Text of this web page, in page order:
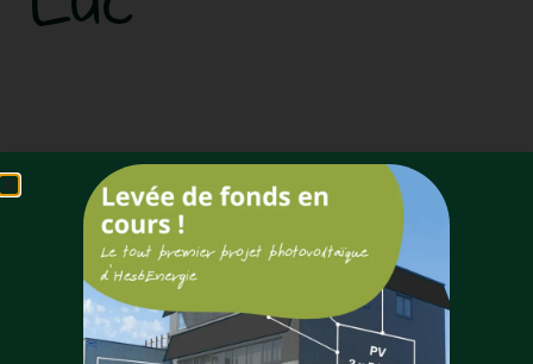
Le vendredi 19 juin, l’École Supérieure des
Arts Saint-Luc de Liège a inauguré sa nouvelle